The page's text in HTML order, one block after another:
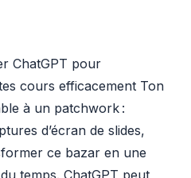
ChatGPT pour
cours efficacement Ton
à un patchwork :
d’écran de slides,
ce bazar en une
temps. ChatGPT peut